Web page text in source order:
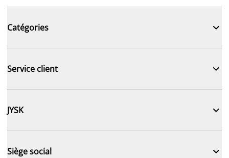
Catégories 
Service client 
JYSK 
Siège social 